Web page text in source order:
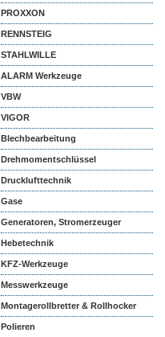
PROXXON
RENNSTEIG
STAHLWILLE
ALARM Werkzeuge
VBW
VIGOR
Blechbearbeitung
Drehmomentschlüssel
Drucklufttechnik
Gase
Generatoren, Stromerzeuger
Hebetechnik
KFZ-Werkzeuge
Messwerkzeuge
Montagerollbretter & Rollhocker
Polieren